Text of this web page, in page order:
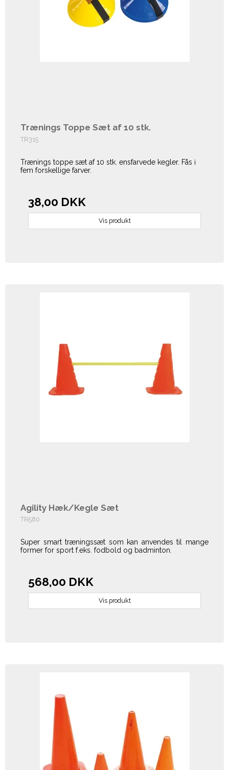
Trænings Toppe Sæt af 10 stk.
TR315
Trænings toppe sæt af 10 stk. ensfarvede kegler. Fås i
fem forskellige farver.
38,00 DKK
Vis produkt
Agility Hæk/Kegle Sæt
TR580
Super smart træningssæt som kan anvendes til mange
former for sport f.eks. fodbold og badminton.
568,00 DKK
Vis produkt